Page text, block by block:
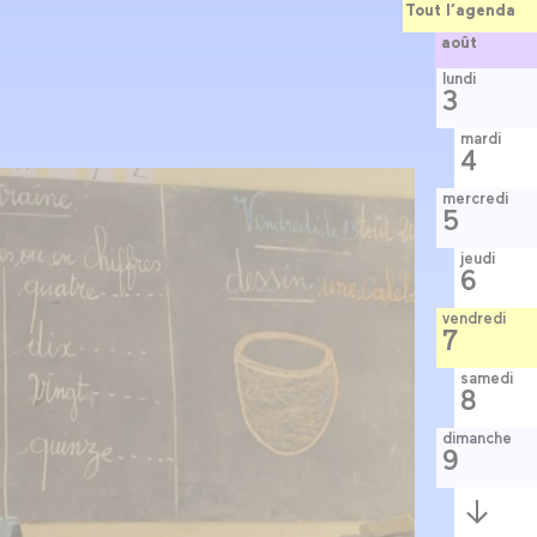
Tout l’agenda
août
lundi
3
mardi
4
mercredi
5
jeudi
6
vendredi
7
samedi
8
dimanche
9
Semaine
suivante